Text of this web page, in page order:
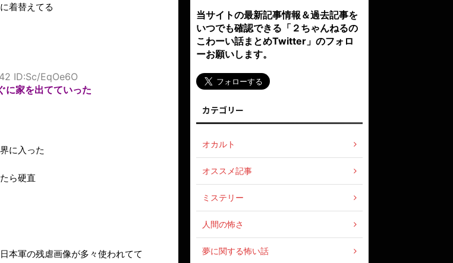
着替えてる
ID:Sc/EqOe6O
に家を出てていった
に入った
ら硬直
本軍の残虐画像が多々使われてて
当サイトの最新記事情報＆過去記事を
いつでも確認できる「２ちゃんねるの
こわーい話まとめTwitter」のフォロ
ーお願いします。
カテゴリー
オカルト
オススメ記事
ミステリー
人間の怖さ
夢に関する怖い話